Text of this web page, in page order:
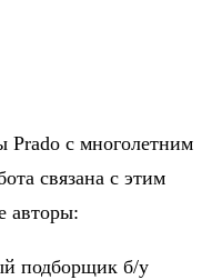
Prado с многолетним
связана с этим
авторы:
подборщик б/у